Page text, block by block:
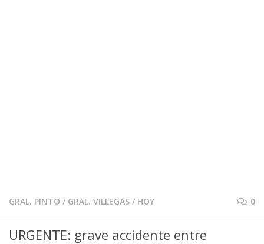
GRAL. PINTO / GRAL. VILLEGAS / HOY 0
URGENTE: grave accidente entre